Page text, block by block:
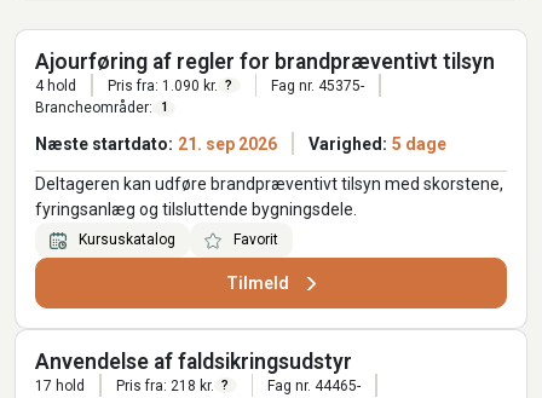
Ajourføring af regler for brandpræventivt tilsyn
4 hold Pris fra: 1.090 kr. ?
Fag nr. 45375-
Brancheområder:
1
Næste startdato: 21. sep 2026 Varighed: 5 dage
Deltageren kan udføre brandpræventivt tilsyn med skorstene,
fyringsanlæg og tilsluttende bygningsdele.
Kursuskatalog Favorit
Tilmeld
Anvendelse af faldsikringsudstyr
17 hold Pris fra: 218 kr. ?
Fag nr. 44465-